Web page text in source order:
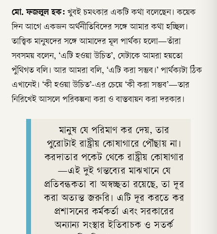
মো. ফজলুল হক: খুবই চমৎকার একটি কথা বলেছেন। কয়েক
দিন আগে একজন অর্থনীতিবিদের সঙ্গে আমার কথা হচ্ছিল।
তাত্ত্বিক মানুষদের সঙ্গে আমাদের মূল পার্থক্য হলো—তাঁরা
সবসময় বলেন, ‘এটি হওয়া উচিত’, যেটাকে আমরা হয়তো
পুঁথিগত বলি। আর আমরা বলি, ‘এটি করা সম্ভব।’ পার্থক্যটা ঠিক
এখানেই। ‘কী হওয়া উচিত’-এর চেয়ে ‘কী করা সম্ভব’—তার
নিরিখেই আসলে পরিকল্পনা করা ও বাস্তবায়ন করা দরকার।
মানুষ যে পরিমাণ কর দেয়, তার
পুরোটাই রাষ্ট্রীয় কোষাগারে পৌঁছায় না।
করদাতার পকেট থেকে রাষ্ট্রীয় কোষাগার
—এই দুই গন্তব্যের মাঝখানে যে
প্রতিবন্ধকতা বা অস্বচ্ছতা রয়েছে, তা দূর
করা অত্যন্ত জরুরি। এটি দূর করতে কর
প্রশাসনের কর্মকর্তা এবং সরকারের
অন্যান্য সংস্থার ইতিবাচক ও সতর্ক